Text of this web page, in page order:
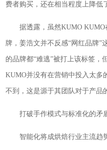
费者购买，还在相当程度上降低
据透露，虽然KUMO KUMO
牌，姜浩文并不反感“网红品牌”
的品牌都“难逃”被打上该标签，
KUMO并没有在营销中投入太多
不到，这是源于其团队对于产品
打破手作模式与标准化的矛
智能化将成烘焙行业主流趋